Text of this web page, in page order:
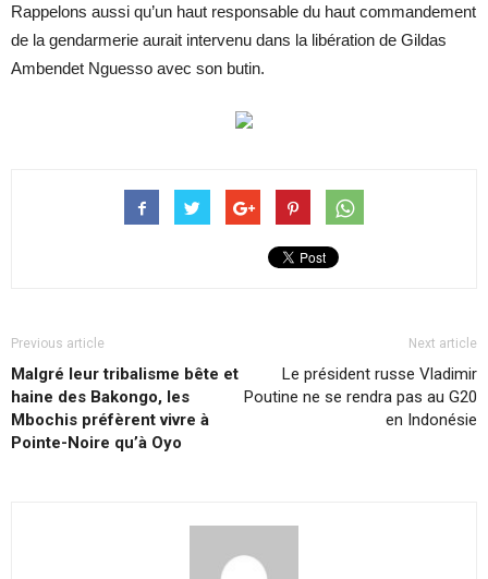
Rappelons aussi qu’un haut responsable du haut commandement
de la gendarmerie aurait intervenu dans la libération de Gildas
Ambendet Nguesso avec son butin.
Previous article
Malgré leur tribalisme bête et
haine des Bakongo, les
Mbochis préfèrent vivre à
Pointe-Noire qu’à Oyo
Next article
Le président russe Vladimir
Poutine ne se rendra pas au G20
en Indonésie